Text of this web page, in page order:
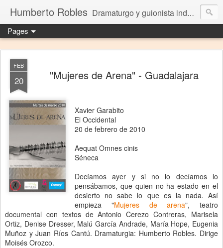
Humberto Robles Dramaturgo y guionista independiente
Pages
FEB
20 "Mujeres de Arena" - Guadalajara
Xavier Garabito
El Occidental
20 de febrero de 2010
Aequat Omnes cinis
Séneca
Decíamos ayer y si no lo decíamos lo
pensábamos, que quien no ha estado en el
desierto no sabe lo que es la nada. Así
empieza "Mujeres de arena", teatro
documental con textos de Antonio Cerezo Contreras, Marisela
Ortiz, Denise Dresser, Malú García Andrade, María Hope, Eugenia
Muñoz y Juan Ríos Cantú. Dramaturgia: Humberto Robles. Dirige
Moisés Orozco.